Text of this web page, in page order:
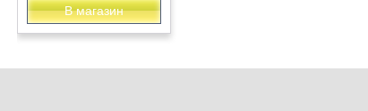
В магазин